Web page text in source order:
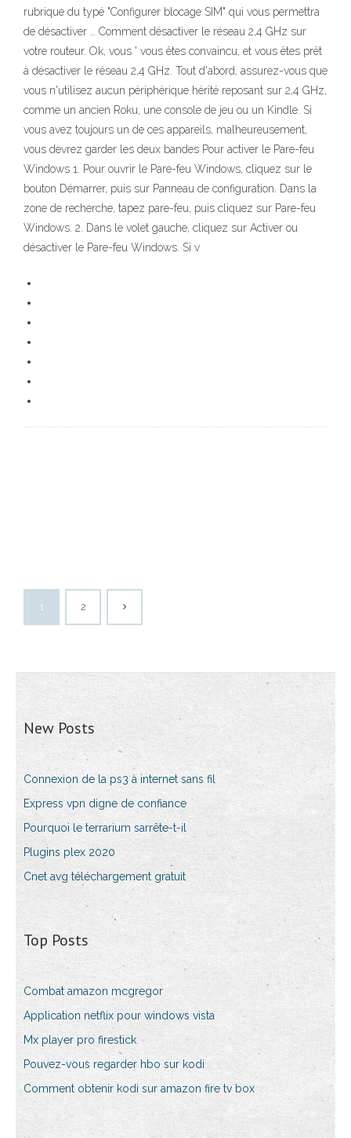
rubrique du typé "Configurer blocage SIM" qui vous permettra
de désactiver … Comment désactiver le réseau 2,4 GHz sur
votre routeur. Ok, vous ' vous êtes convaincu, et vous êtes prêt
à désactiver le réseau 2,4 GHz. Tout d'abord, assurez-vous que
vous n'utilisez aucun périphérique hérité reposant sur 2,4 GHz,
comme un ancien Roku, une console de jeu ou un Kindle. Si
vous avez toujours un de ces appareils, malheureusement,
vous devrez garder les deux bandes Pour activer le Pare-feu
Windows 1. Pour ouvrir le Pare-feu Windows, cliquez sur le
bouton Démarrer, puis sur Panneau de configuration. Dans la
zone de recherche, tapez pare-feu, puis cliquez sur Pare-feu
Windows. 2. Dans le volet gauche, cliquez sur Activer ou
désactiver le Pare-feu Windows. Si v
1 2
New Posts
Connexion de la ps3 à internet sans fil
Express vpn digne de confiance
Pourquoi le terrarium sarrête-t-il
Plugins plex 2020
Cnet avg téléchargement gratuit
Top Posts
Combat amazon mcgregor
Application netflix pour windows vista
Mx player pro firestick
Pouvez-vous regarder hbo sur kodi
Comment obtenir kodi sur amazon fire tv box